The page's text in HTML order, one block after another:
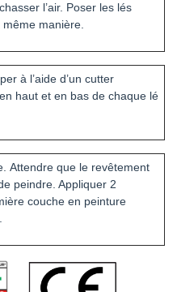
l’air. Poser les lés
manière.
à l’aide d’un cutter
haut et en bas de chaque lé
Attendre que le revêtement
peindre. Appliquer 2
couche en peinture